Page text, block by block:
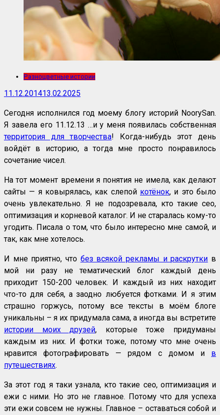
Разноцветные истории
11.12.201413.02.2025
Сегодня исполнился год моему блогу историй NoorySan.
Я завела его 11.12.13 …и у меня появилась собственная
территория для творчества! Когда-нибудь этот день
войдёт в историю, а тогда мне просто понравилось
сочетание чисел.
На тот момент времени я понятия не имела, как делают
сайты — я ковырялась, как слепой котёнок, и это было
очень увлекательно. Я не подозревала, кто такие сео,
оптимизация и корневой каталог. И не старалась кому-то
угодить. Писала о том, что было интересно мне самой, и
так, как мне хотелось.
И мне приятно, что без всякой рекламы и раскрутки в
мой ни разу не тематический блог каждый день
приходит 150-200 человек. И каждый из них находит
что-то для себя, а заодно любуется фотками. И я этим
страшно горжусь, потому все тексты в моём блоге
уникальны – я их придумала сама, а иногда вы встретите
истории моих друзей, которые тоже придуманы
каждым из них. И фотки тоже, потому что мне очень
нравится фотографировать — рядом с домом и в
путешествиях.
За этот год я таки узнала, кто такие сео, оптимизация и
ежи с ними. Но это не главное. Потому что для успеха
эти ежи совсем не нужны. Главное – оставаться собой и